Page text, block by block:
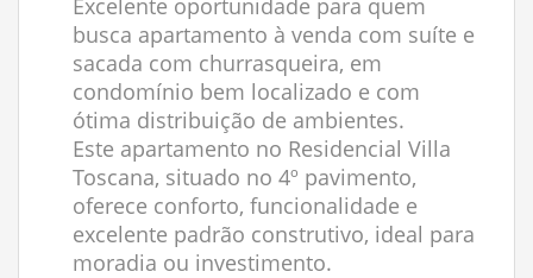
Excelente oportunidade para quem
busca apartamento à venda com suíte e
sacada com churrasqueira, em
condomínio bem localizado e com
ótima distribuição de ambientes.
Este apartamento no Residencial Villa
Toscana, situado no 4º pavimento,
oferece conforto, funcionalidade e
excelente padrão construtivo, ideal para
moradia ou investimento.